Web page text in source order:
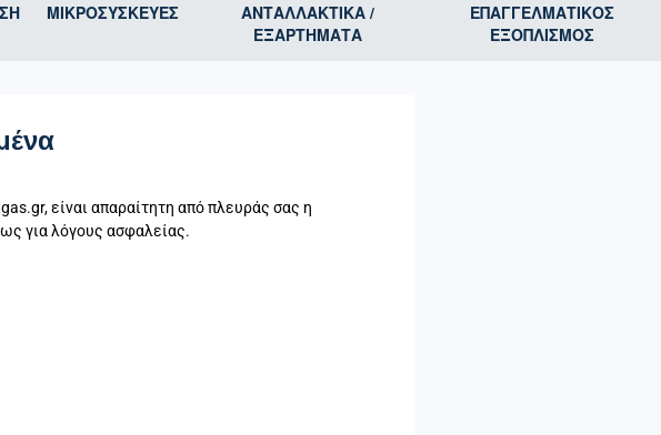
ΜΙΚΡΟΣΥΣΚΕΥΕΣ
ΑΝΤΑΛΛΑΚΤΙΚΑ /
ΕΞΑΡΤΗΜΑΤΑ
ΕΠΑΓΓΕΛΜΑΤΙΚΟΣ
ΕΞΟΠΛΙΣΜΟΣ
είναι απαραίτητη από πλευράς σας η
για λόγους ασφαλείας.